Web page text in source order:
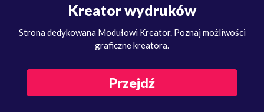
Kreator wydruków
Strona dedykowana Modułowi Kreator. Poznaj możliwości
graficzne kreatora.
Przejdź